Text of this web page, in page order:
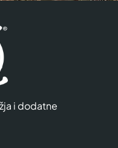
i dodatne